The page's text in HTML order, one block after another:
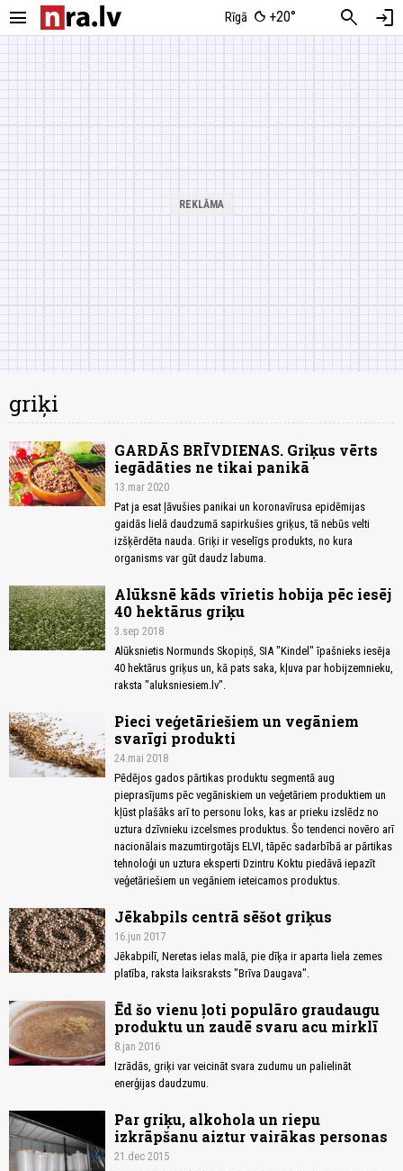
menu Rīgā +20° search login
griķi
GARDĀS BRĪVDIENAS. Griķus vērts
iegādāties ne tikai panikā
13.mar 2020
Pat ja esat ļāvušies panikai un koronavīrusa epidēmijas
gaidās lielā daudzumā sapirkušies griķus, tā nebūs velti
izšķērdēta nauda. Griķi ir veselīgs produkts, no kura
organisms var gūt daudz labuma.
Alūksnē kāds vīrietis hobija pēc iesēj
40 hektārus griķu
3.sep 2018
Alūksnietis Normunds Skopiņš, SIA "Kindel" īpašnieks iesēja
40 hektārus griķus un, kā pats saka, kļuva par hobijzemnieku,
raksta "aluksniesiem.lv".
Pieci veģetāriešiem un vegāniem
svarīgi produkti
24.mai 2018
Pēdējos gados pārtikas produktu segmentā aug
pieprasījums pēc vegāniskiem un veģetāriem produktiem un
kļūst plašāks arī to personu loks, kas ar prieku izslēdz no
uztura dzīvnieku izcelsmes produktus. Šo tendenci novēro arī
nacionālais mazumtirgotājs ELVI, tāpēc sadarbībā ar pārtikas
tehnoloģi un uztura eksperti Dzintru Koktu piedāvā iepazīt
veģetāriešiem un vegāniem ieteicamos produktus.
Jēkabpils centrā sēšot griķus
16.jun 2017
Jēkabpilī, Neretas ielas malā, pie dīķa ir aparta liela zemes
platība, raksta laiksraksts "Brīva Daugava".
Ēd šo vienu ļoti populāro graudaugu
produktu un zaudē svaru acu mirklī
8.jan 2016
Izrādās, griķi var veicināt svara zudumu un palielināt
enerģijas daudzumu.
Par griķu, alkohola un riepu
izkrāpšanu aiztur vairākas personas
21.dec 2015